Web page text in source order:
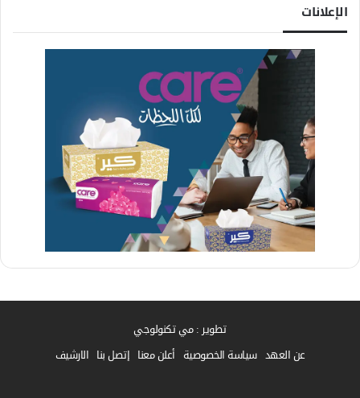
الإعلانات
تطوير : مي تكنولوجي
عن العهد سياسة الخصوصية أعلن معنا إتصل بنا الارشيف